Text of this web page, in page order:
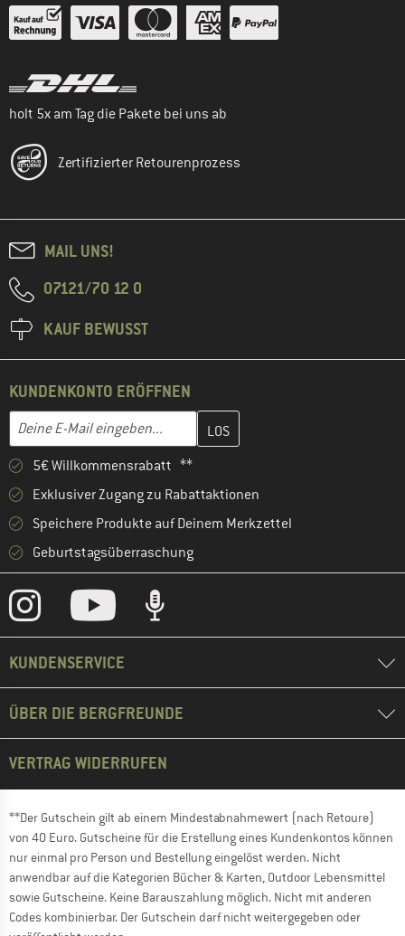
holt 5x am Tag die Pakete bei uns ab
Zertifizierter Retourenprozess
MAIL UNS!
07121/70 12 0
KAUF BEWUSST
KUNDENKONTO ERÖFFNEN
E-Mail-Adresse
Gib hier deine E-Mail-Adresse ein und erstelle im nächsten
5€ Willkommensrabatt **
Exklusiver Zugang zu Rabattaktionen
Speichere Produkte auf Deinem Merkzettel
Geburtstagsüberraschung
KUNDENSERVICE
ÜBER DIE BERGFREUNDE
VERTRAG WIDERRUFEN
**Der Gutschein gilt ab einem Mindestabnahmewert (nach Retoure)
von 40 Euro. Gutscheine für die Erstellung eines Kundenkontos können
nur einmal pro Person und Bestellung eingelöst werden. Nicht
anwendbar auf die Kategorien Bücher & Karten, Outdoor Lebensmittel
sowie Gutscheine. Keine Barauszahlung möglich. Nicht mit anderen
Codes kombinierbar. Der Gutschein darf nicht weitergegeben oder